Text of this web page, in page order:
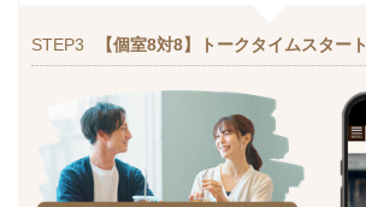
STEP3 【個室8対8】トークタイムスタート